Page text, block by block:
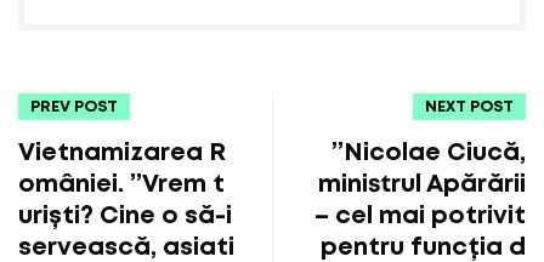
PREV POST
Vietnamizarea R
omâniei. ”Vrem t
uriști? Cine o să-i
servească, asiati
NEXT POST
”Nicolae Ciucă,
ministrul Apărării
– cel mai potrivit
pentru funcția d